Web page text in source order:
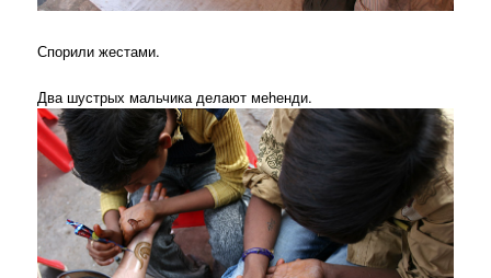
Спорили жестами.
Два шустрых мальчика делают меhенди.